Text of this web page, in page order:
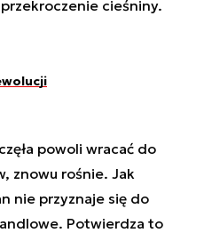
cieśniny.
powoli wracać do
znowu rośnie. Jak
nie przyznaje się do
Potwierdza to